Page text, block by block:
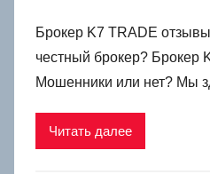
Брокер K7 TRADE
честный брокер? Брокер
Мошенники или нет? Мы
Читать далее